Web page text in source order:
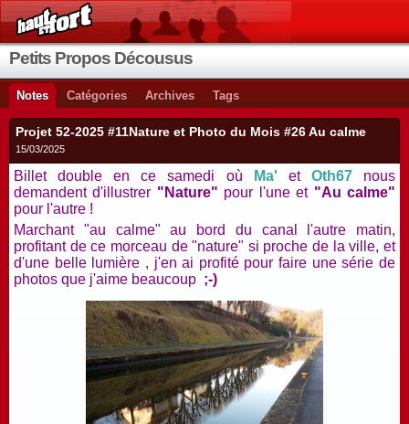
Petits Propos Décousus
Notes Catégories Archives Tags
Projet 52-2025 #11Nature et Photo du Mois #26 Au calme
15/03/2025
Billet double en ce samedi où Ma' et Oth67nous
demandent d'illustrer "Nature" pour l'une et "Au calme"
pour l'autre !
Marchant "au calme" au bord du canal l'autre matin,
profitant de ce morceau de "nature" si proche de la ville, et
d'une belle lumière , j'en ai profité pour faire une série de
photos que j'aime beaucoup ;-)